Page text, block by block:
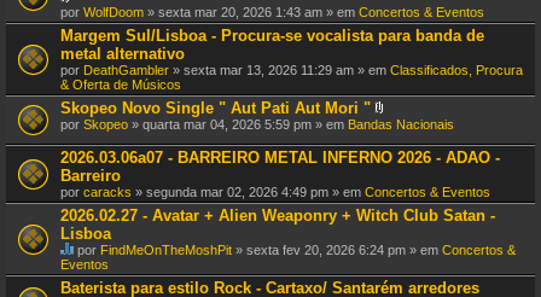
A
n
e
x
o
(
s
)
por WolfDoom » sexta mar 20, 2026 1:43 am » em Concertos & Eventos
Margem Sul/Lisboa - Procura-se vocalista para banda de
metal alternativo
por DeathGambler » sexta mar 13, 2026 11:29 am » em Classificados, Procura
& Oferta de Músicos
Skopeo Novo Single " Aut Pati Aut Mori "
A
e
x
(
s
)
por Skopeo » quarta mar 04, 2026 5:59 pm » em Bandas Nacionais
2026.03.06a07 - BARREIRO METAL INFERNO 2026 - ADAO -
Barreiro
por caracks » segunda mar 02, 2026 4:49 pm » em Concertos & Eventos
2026.02.27 - Avatar + Alien Weaponry + Witch Club Satan -
Lisboa
E
s
t
por FindMeOnTheMoshPit » sexta fev 20, 2026 6:24 pm » em Concertos &
Eventos
Baterista para estilo Rock - Cartaxo/ Santarém arredores